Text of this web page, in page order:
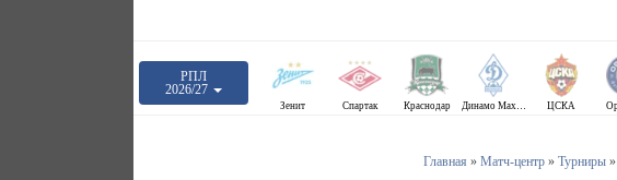
РПЛ
2026/27
Зенит Спартак Краснодар Динамо Махачкала ЦСКА
Главная » Матч-центр» Турниры»